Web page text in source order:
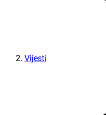
Vijesti